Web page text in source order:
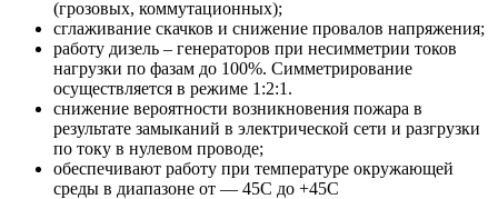
(грозовых, коммутационных);
сглаживание скачков и снижение провалов напряжения;
работу дизель – генераторов при несимметрии токов
нагрузки по фазам до 100%. Симметрирование
осуществляется в режиме 1:2:1.
снижение вероятности возникновения пожара в
результате замыканий в электрической сети и разгрузки
по току в нулевом проводе;
обеспечивают работу при температуре окружающей
среды в диапазоне от — 45С до +45С